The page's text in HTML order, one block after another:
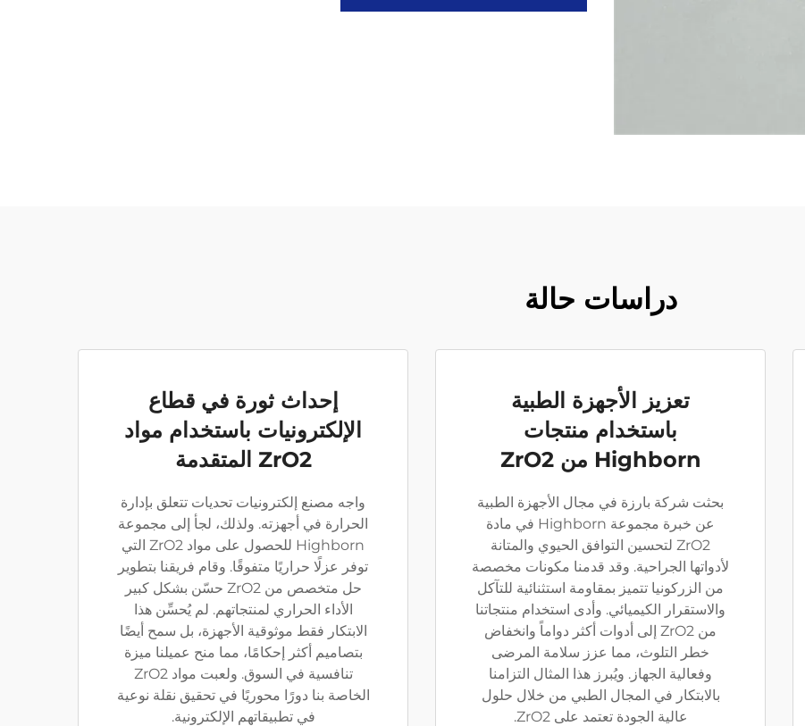
دراسات حالة
تعزيز الأجهزة الطبية
باستخدام منتجات
Highborn من ZrO2
بحثت شركة بارزة في مجال الأجهزة الطبية
عن خبرة مجموعة Highborn في مادة
ZrO2 لتحسين التوافق الحيوي والمتانة
لأدواتها الجراحية. وقد قدمنا مكونات مخصصة
من الزركونيا تتميز بمقاومة استثنائية للتآكل
والاستقرار الكيميائي. وأدى استخدام منتجاتنا
من ZrO2 إلى أدوات أكثر دواماً وانخفاض
خطر التلوث، مما عزز سلامة المرضى
وفعالية الجهاز. ويُبرز هذا المثال التزامنا
بالابتكار في المجال الطبي من خلال حلول
عالية الجودة تعتمد على ZrO2.
إحداث ثورة في قطاع
الإلكترونيات باستخدام مواد
ZrO2 المتقدمة
واجه مصنع إلكترونيات تحديات تتعلق بإدارة
الحرارة في أجهزته. ولذلك، لجأ إلى مجموعة
Highborn للحصول على مواد ZrO2 التي
توفر عزلًا حراريًا متفوقًا. وقام فريقنا بتطوير
حل متخصص من ZrO2 حسّن بشكل كبير
الأداء الحراري لمنتجاتهم. لم يُحسِّن هذا
الابتكار فقط موثوقية الأجهزة، بل سمح أيضًا
بتصاميم أكثر إحكامًا، مما منح عميلنا ميزة
تنافسية في السوق. ولعبت مواد ZrO2
الخاصة بنا دورًا محوريًا في تحقيق نقلة نوعية
في تطبيقاتهم الإلكترونية.